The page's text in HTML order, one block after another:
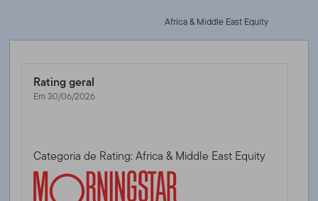
Africa & Middle East Equity
Rating geral
Em 30/06/2026
Categoria de Rating: Africa & Middle East Equity